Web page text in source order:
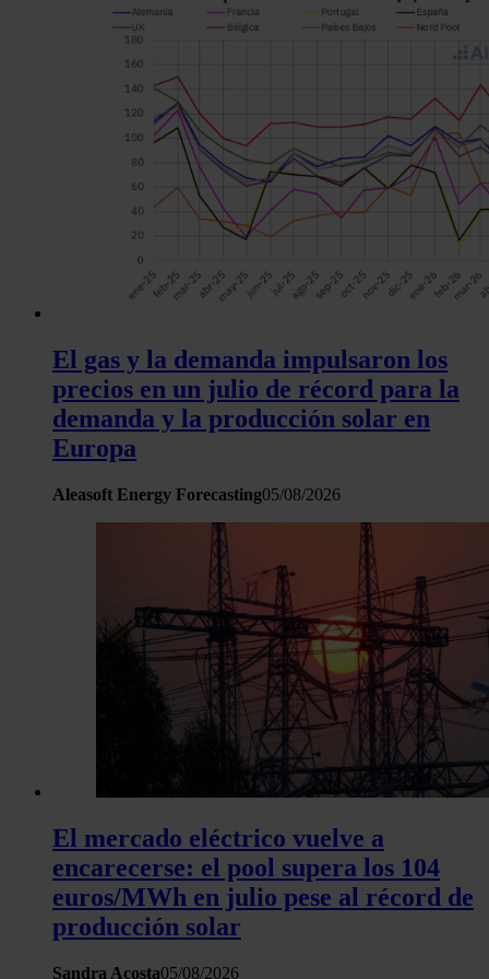
haya proporcionado o que hayan recopilado a partir del uso
hecho de sus servicios.
El gas y la demanda impulsaron los
precios en un julio de récord para la
demanda y la producción solar en
Europa
Aleasoft Energy Forecasting05/08/2026
El mercado eléctrico vuelve a
encarecerse: el pool supera los 104
euros/MWh en julio pese al récord de
producción solar
Sandra Acosta05/08/2026